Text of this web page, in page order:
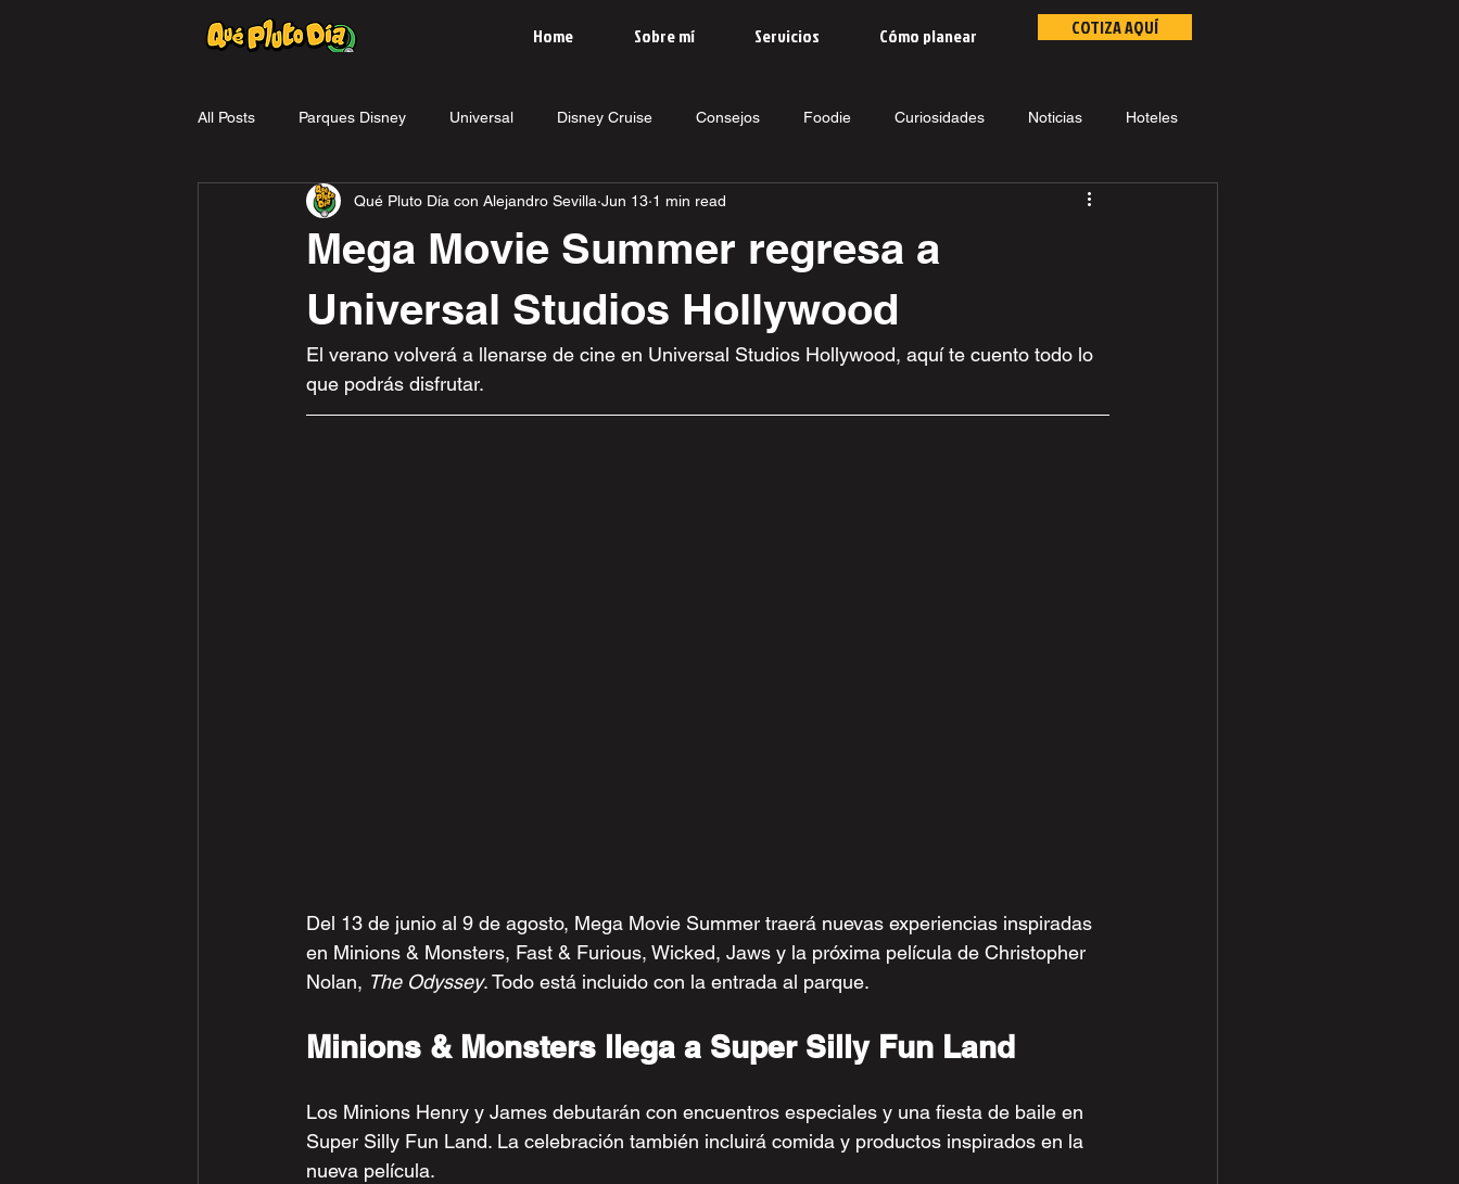
Home Sobre mí Servicios Cómo planear COTIZA AQUÍ
All Posts Parques Disney Universal Disney Cruise Consejos Foodie Curiosidades Noticias Hoteles
Promociones
Mega Movie Summer regresa a
Universal Studios Hollywood
Qué Pluto Día con Alejandro Sevilla Jun 13 1 min read
El verano volverá a llenarse de cine en Universal Studios Hollywood, aquí te cuento todo lo
que podrás disfrutar.
Del 13 de junio al 9 de agosto, Mega Movie Summer traerá nuevas experiencias inspiradas
en Minions & Monsters, Fast & Furious, Wicked, Jaws y la próxima película de Christopher
Nolan, The Odyssey. Todo está incluido con la entrada al parque.
Minions & Monsters llega a Super Silly Fun Land
Los Minions Henry y James debutarán con encuentros especiales y una fiesta de baile en
Super Silly Fun Land. La celebración también incluirá comida y productos inspirados en la
nueva película.